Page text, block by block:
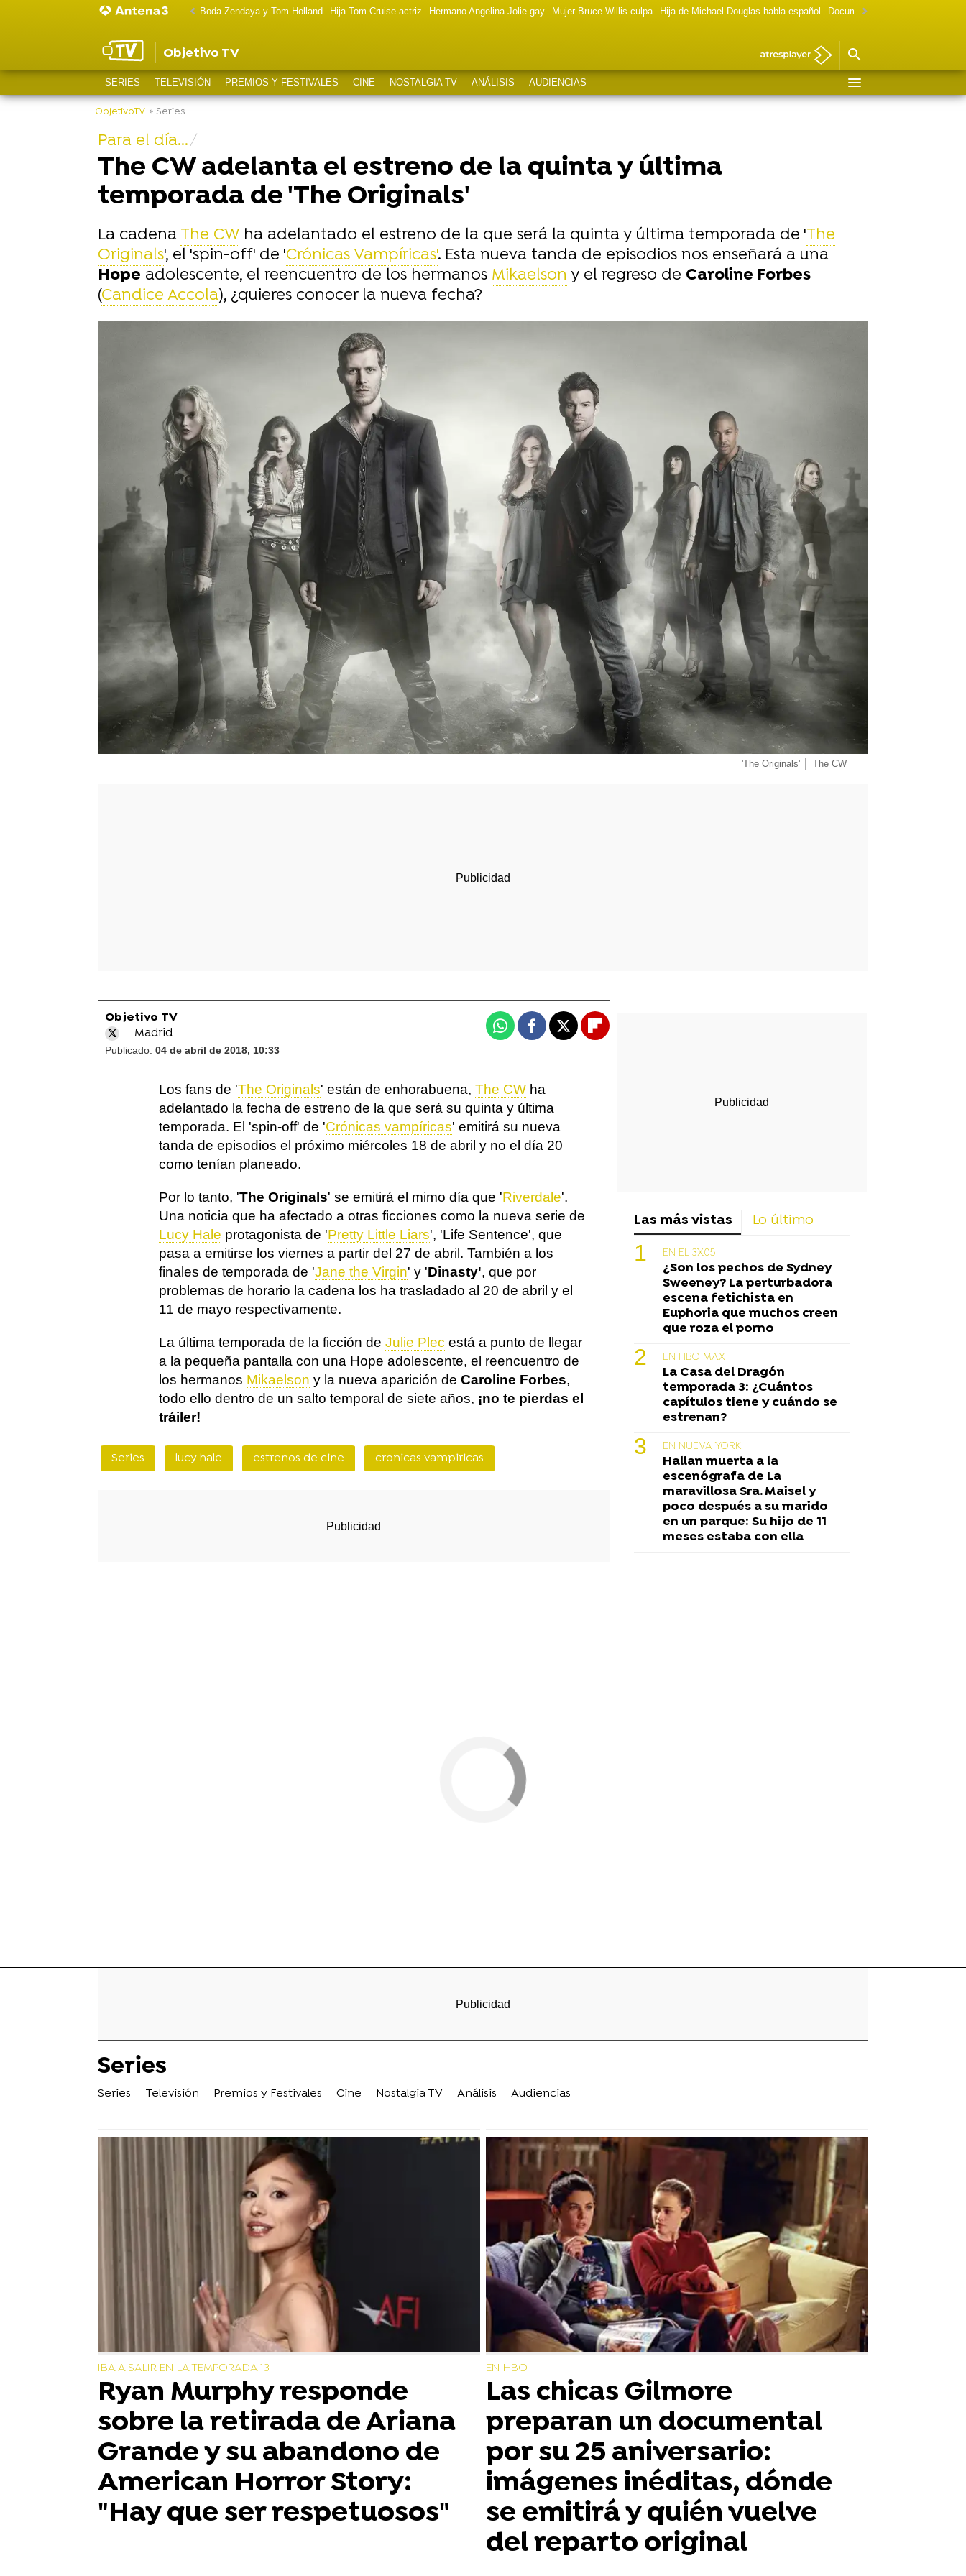
Boda Zendaya y Tom Holland Hija Tom Cruise actriz Hermano Angelina Jolie gay Mujer Bruce Willis culpa Hija de Michael Douglas habla español Documental Las chicas Gilmore
Objetivo TV
SERIES TELEVISIÓN PREMIOS Y FESTIVALES CINE NOSTALGIA TV ANÁLISIS AUDIENCIAS
ObjetivoTV » Series
Para el día...
The CW adelanta el estreno de la quinta y última
temporada de 'The Originals'
La cadena The CW ha adelantado el estreno de la que será la quinta y última temporada de 'The
Originals', el 'spin-off' de 'Crónicas Vampíricas'. Esta nueva tanda de episodios nos enseñará a una
Hope adolescente, el reencuentro de los hermanos Mikaelson y el regreso de Caroline Forbes
(Candice Accola), ¿quieres conocer la nueva fecha?
-
'The Originals' The CW
Objetivo TV
Madrid
Publicado: 04 de abril de 2018, 10:33
WhatsappFacebook
X Flipboard
Los fans de 'The Originals' están de enhorabuena, The CW ha
adelantado la fecha de estreno de la que será su quinta y última
temporada. El 'spin-off' de 'Crónicas vampíricas' emitirá su nueva
tanda de episodios el próximo miércoles 18 de abril y no el día 20
como tenían planeado.
Por lo tanto, 'The Originals' se emitirá el mimo día que 'Riverdale'.
Una noticia que ha afectado a otras ficciones como la nueva serie de
Lucy Hale protagonista de 'Pretty Little Liars', 'Life Sentence', que
pasa a emitirse los viernes a partir del 27 de abril. También a los
finales de temporada de 'Jane the Virgin' y 'Dinasty', que por
problemas de horario la cadena los ha trasladado al 20 de abril y el
11 de mayo respectivamente.
La última temporada de la ficción de Julie Plec está a punto de llegar
a la pequeña pantalla con una Hope adolescente, el reencuentro de
los hermanos Mikaelson y la nueva aparición de Caroline Forbes,
todo ello dentro de un salto temporal de siete años, ¡no te pierdas el
tráiler!
Series lucy hale estrenos de cine cronicas vampiricas
Las más vistas Lo último
EN EL 3X05
¿Son los pechos de Sydney
Sweeney? La perturbadora
escena fetichista en
Euphoria que muchos creen
que roza el porno
EN HBO MAX
La Casa del Dragón
temporada 3: ¿Cuántos
capítulos tiene y cuándo se
estrenan?
EN NUEVA YORK
Hallan muerta a la
escenógrafa de La
maravillosa Sra. Maisel y
poco después a su marido
en un parque: Su hijo de 11
meses estaba con ella
Series
Series Televisión Premios y Festivales Cine Nostalgia TV Análisis Audiencias
IBA A SALIR EN LA TEMPORADA 13
Ryan Murphy responde
sobre la retirada de Ariana
Grande y su abandono de
American Horror Story:
"Hay que ser respetuosos"
EN HBO
Las chicas Gilmore
preparan un documental
por su 25 aniversario:
imágenes inéditas, dónde
se emitirá y quién vuelve
del reparto original